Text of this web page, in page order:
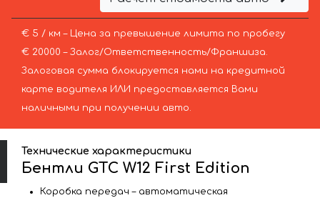
€ 5 / км – Цена за превышение лимита по пробегу
€ 20000 – Залог/Ответственность/Франшиза.
Залоговая сумма блокируется нами на кредитной
карте водителя ИЛИ предоставляется Вами
наличными при получении авто.
Технические характеристики
Бентли GTC W12 First Edition
Коробка передач – автоматическая